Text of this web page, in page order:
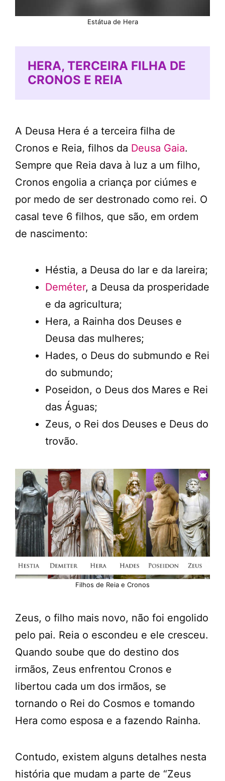
Estátua de Hera
HERA, TERCEIRA FILHA DE
CRONOS E REIA
A Deusa Hera é a terceira filha de
Cronos e Reia, filhos da Deusa Gaia.
Sempre que Reia dava à luz a um filho,
Cronos engolia a criança por ciúmes e
por medo de ser destronado como rei. O
casal teve 6 filhos, que são, em ordem
de nascimento:
Héstia, a Deusa do lar e da lareira;
Deméter, a Deusa da prosperidade
e da agricultura;
Hera, a Rainha dos Deuses e
Deusa das mulheres;
Hades, o Deus do submundo e Rei
do submundo;
Poseidon, o Deus dos Mares e Rei
das Águas;
Zeus, o Rei dos Deuses e Deus do
trovão.
Filhos de Reia e Cronos
Zeus, o filho mais novo, não foi engolido
pelo pai. Reia o escondeu e ele cresceu.
Quando soube que do destino dos
irmãos, Zeus enfrentou Cronos e
libertou cada um dos irmãos, se
tornando o Rei do Cosmos e tomando
Hera como esposa e a fazendo Rainha.
Contudo, existem alguns detalhes nesta
história que mudam a parte de “Zeus